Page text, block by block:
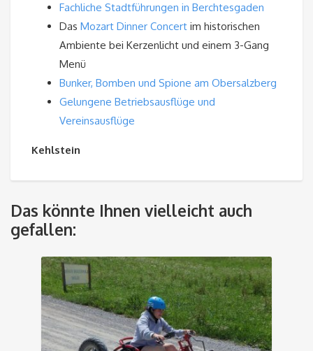
Fachliche Stadtführungen in Berchtesgaden
Das Mozart Dinner Concert im historischen
Ambiente bei Kerzenlicht und einem 3-Gang
Menü
Bunker, Bomben und Spione am Obersalzberg
Gelungene Betriebsausflüge und
Vereinsausflüge
Kehlstein
Das könnte Ihnen vielleicht auch
gefallen: